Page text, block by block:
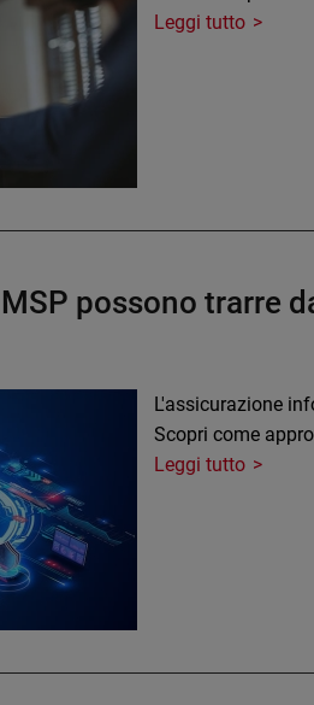
Leggi tutto
possono trarre
L'assicurazione
Scopri come
Leggi tutto